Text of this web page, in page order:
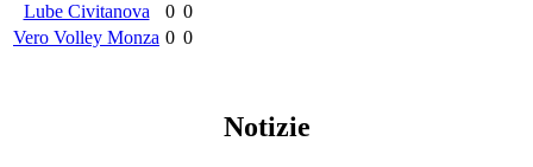
Lube Civitanova
0 0
Vero Volley Monza 0 0
Notizie